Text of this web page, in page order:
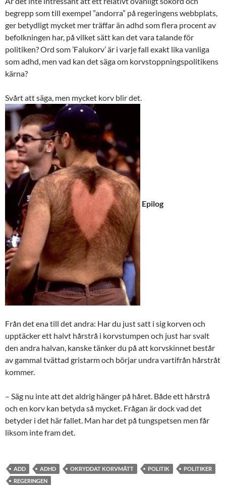
begrepp som till exempel ”andorra” på regeringens webbplats,
ger betydligt mycket mer träffar än adhd som flera procent av
befolkningen har, på vilket sätt kan det vara talande för
politiken? Ord som ’Falukorv’ är i varje fall exakt lika vanliga
som adhd, men vad kan det säga om korvstoppningspolitikens
kärna?
Svårt att säga, men mycket korv blir det.
Epilog
Från det ena till det andra: Har du just satt i sig korven och
upptäcker ett halvt hårstrå i korvstumpen och just har svalt
den andra halvan, kanske tänker du på att korvskinnet består
av gammal tvättad gristarm och börjar undra vartifrån hårstråt
kommer.
– Säg nu inte att det aldrig hänger på håret. Både ett hårstrå
och en korv kan betyda så mycket. Frågan är dock vad det
betyder i det här fallet. Man har det på tungspetsen men får
liksom inte fram det.
ADD ADHD OKRYDDAT KORVMÅTT POLITIK
POLITIKER
REGERINGEN